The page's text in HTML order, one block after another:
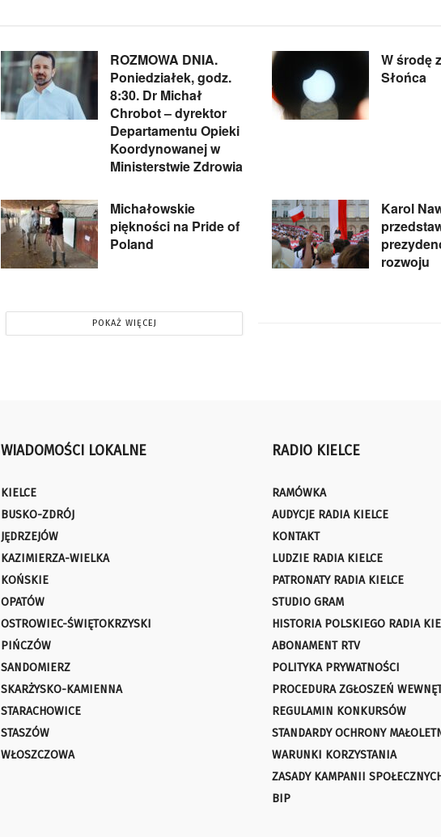
ROZMOWA DNIA.
Poniedziałek, godz.
8:30. Dr Michał
Chrobot – dyrektor
Departamentu Opieki
Koordynowanej w
Ministerstwie Zdrowia
W środę
Słońca
Michałowskie
piękności na Pride of
Poland
Karol
rozwoju
POKAŻ WIĘCEJ
WIADOMOŚCI LOKALNE
KIELCE
BUSKO-ZDRÓJ
JĘDRZEJÓW
KAZIMIERZA-WIELKA
KOŃSKIE
OPATÓW
OSTROWIEC-ŚWIĘTOKRZYSKI
PIŃCZÓW
SANDOMIERZ
SKARŻYSKO-KAMIENNA
STARACHOWICE
STASZÓW
WŁOSZCZOWA
RADIO KIELCE
RAMÓWKA
AUDYCJE RADIA KIELCE
KONTAKT
LUDZIE RADIA KIELCE
PATRONATY RADIA KIELCE
STUDIO GRAM
HISTORIA POLSKIEGO RADIA
ABONAMENT RTV
POLITYKA PRYWATNOŚCI
PROCEDURA ZGŁOSZEŃ
REGULAMIN KONKURSÓW
STANDARDY OCHRONY
WARUNKI KORZYSTANIA
ZASADY KAMPANII
BIP